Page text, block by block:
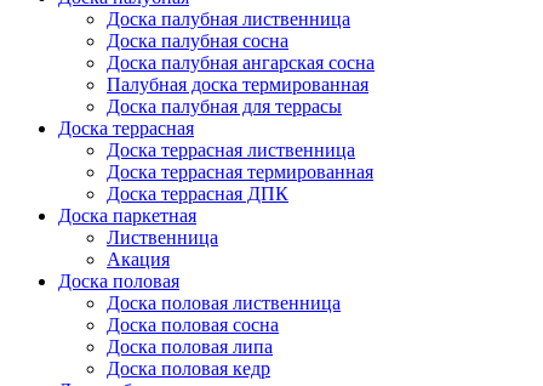
Доска палубная лиственница
Доска палубная сосна
Доска палубная ангарская сосна
Палубная доска термированная
Доска палубная для террасы
Доска террасная
Доска террасная лиственница
Доска террасная термированная
Доска террасная ДПК
Доска паркетная
Лиственница
Акация
Доска половая
Доска половая лиственница
Доска половая сосна
Доска половая липа
Доска половая кедр